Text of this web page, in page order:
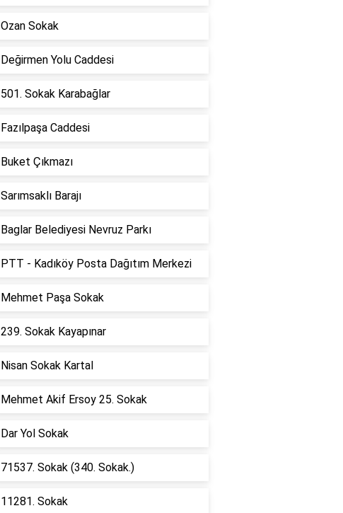
Ozan Sokak
Değirmen Yolu Caddesi
501. Sokak Karabağlar
Fazılpaşa Caddesi
Buket Çıkmazı
Sarımsaklı Barajı
Baglar Belediyesi Nevruz Parkı
PTT - Kadıköy Posta Dağıtım Merkezi
Mehmet Paşa Sokak
239. Sokak Kayapınar
Nisan Sokak Kartal
Mehmet Akif Ersoy 25. Sokak
Dar Yol Sokak
71537. Sokak (340. Sokak.)
11281. Sokak